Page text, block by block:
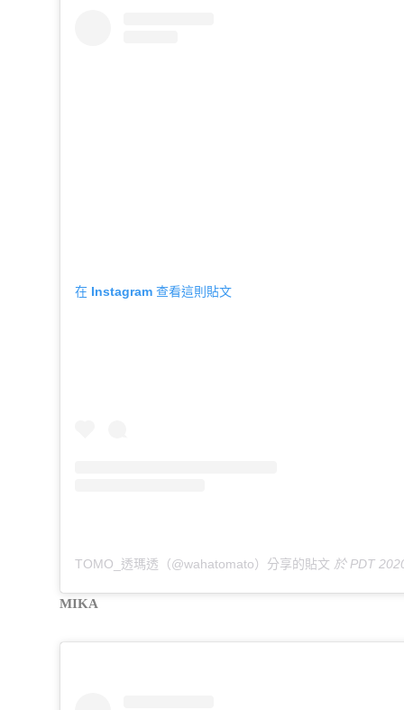
在 Instagram 查看這則貼文
TOMO_透瑪透（@wahatomato）分享的貼文 於 PDT 2020
MIKA